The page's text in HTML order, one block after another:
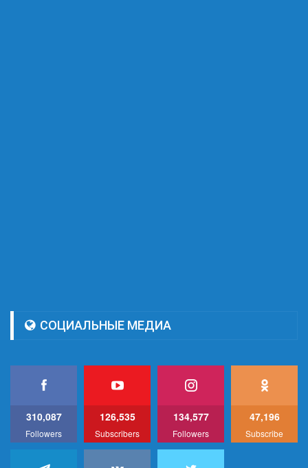
СОЦИАЛЬНЫЕ МЕДИА
310,087
Followers
126,535
Subscribers
134,577
Followers
47,196
Subscribe